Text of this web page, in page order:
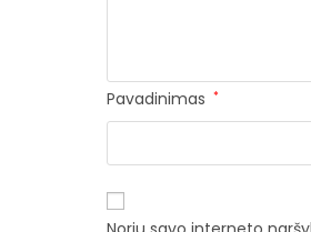
Pavadinimas *